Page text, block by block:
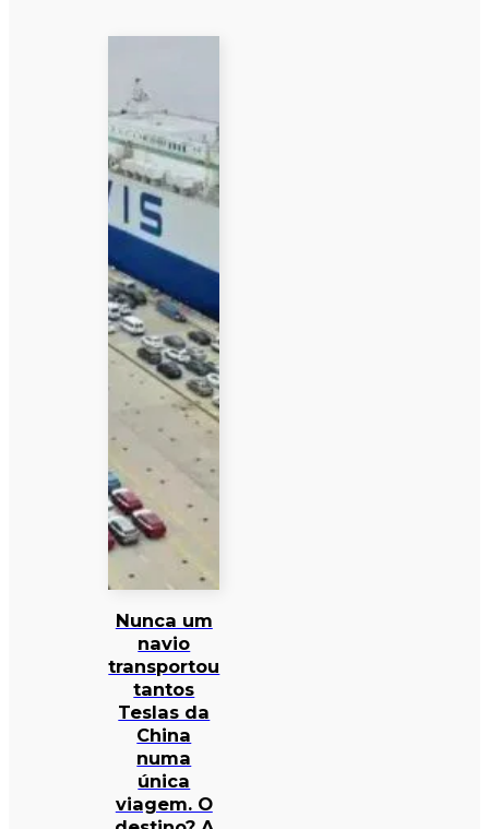
Nunca um
navio
transportou
tantos
Teslas da
China
numa
única
viagem. O